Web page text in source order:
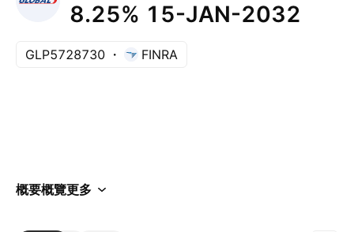
8.25% 15-JAN-2032
GLP5728730 FINRA
概要概覽更多